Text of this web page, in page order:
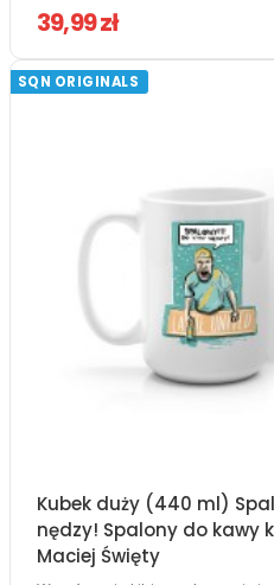
39,99 zł
SQN ORIGINALS
Kubek duży (440 ml)
nędzy! Spalony do kawy
Maciej Święty